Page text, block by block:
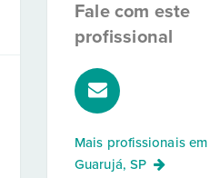
Fale com este
profissional
Mais profissionais em
Guarujá, SP